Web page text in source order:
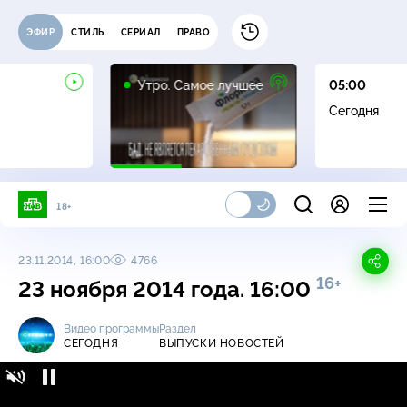
ЭФИР СТИЛЬ СЕРИАЛ ПРАВО
Утро. Самое лучшее
16+
05:00
Сегодня
18+
23.11.2014, 16:00 4766
23 ноября 2014 года. 16:00 16+
Видео программы
СЕГОДНЯ
Раздел
ВЫПУСКИ НОВОСТЕЙ